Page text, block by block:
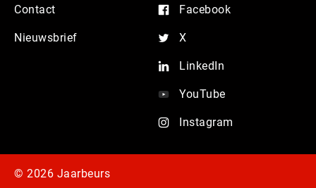
Contact
Nieuwsbrief
Facebook
X
LinkedIn
YouTube
Instagram
© 2026 Jaarbeurs